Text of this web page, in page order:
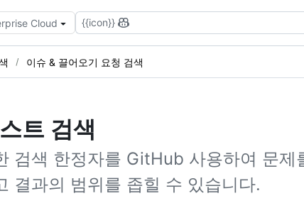
Cloud {{icon}}
이슈 & 끌어오기 요청 검색
트 검색
검색 한정자를 GitHub 사용하여 문제
결과의 범위를 좁힐 수 있습니다.